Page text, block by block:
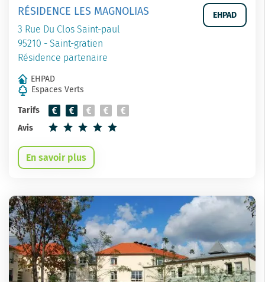
RÉSIDENCE LES MAGNOLIAS
3 Rue Du Clos Saint-paul
95210 - Saint-gratien
Résidence partenaire
EHPAD
EHPAD
Espaces Verts
Tarifs
Avis
En savoir plus